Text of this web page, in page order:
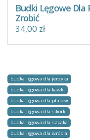
Budki Lęgowe Dla
Zrobić
34,00 zł
budka lęgowa dla jerzyka
budka lęgowa dla kawki
budka lęgowa dla ptaków
budka lęgowa dla sikorki
budka lęgowa dla szpaka
budka lęgowa dla wróbla